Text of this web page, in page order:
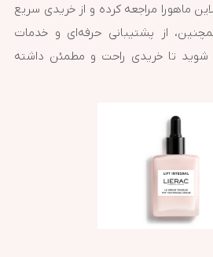
ماهورا مراجعه کرده و از خریدی سریع
از پشتیبانی حرفه‌ای و خدمات
شوید تا خریدی راحت و مطمئن داشته